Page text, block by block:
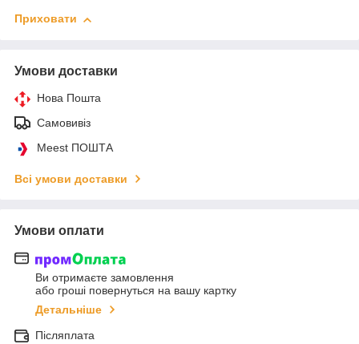
Приховати
Умови доставки
Нова Пошта
Самовивіз
Meest ПОШТА
Всі умови доставки
Умови оплати
Ви отримаєте замовлення
або гроші повернуться на вашу картку
Детальніше
Післяплата